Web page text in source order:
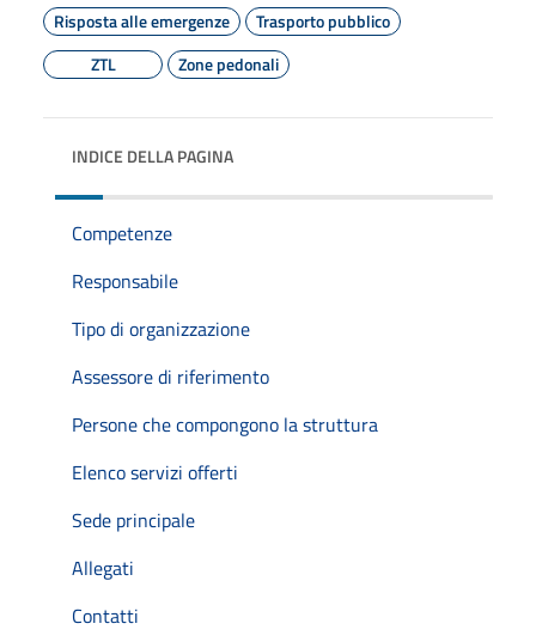
Risposta alle emergenze
Trasporto pubblico
ZTL
Zone pedonali
INDICE DELLA PAGINA
Competenze
Responsabile
Tipo di organizzazione
Assessore di riferimento
Persone che compongono la struttura
Elenco servizi offerti
Sede principale
Allegati
Contatti